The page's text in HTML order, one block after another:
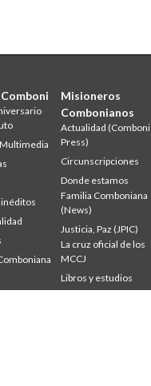
Misioneros
Combonianos
Actualidad (Comboni
Press)
Circunscripciones
Donde estamos
Familia Comboniana
(News)
Justicia, Paz (JPIC)
La cruz oficial de los
MCCJ
Libros y estudios